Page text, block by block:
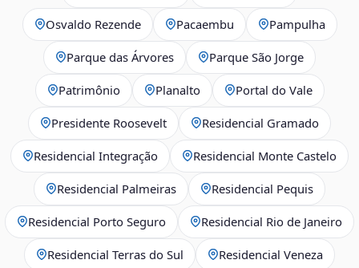
Osvaldo Rezende Pacaembu Pampulha
Parque das Árvores Parque São Jorge
Patrimônio Planalto Portal do Vale
Presidente Roosevelt Residencial Gramado
Residencial Integração Residencial Monte Castelo
Residencial Palmeiras Residencial Pequis
Residencial Porto Seguro Residencial Rio de Janeiro
Residencial Terras do Sul Residencial Veneza